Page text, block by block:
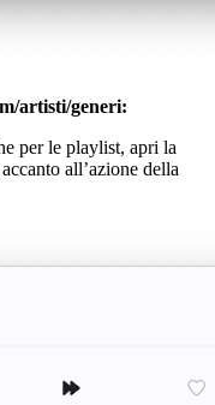
artisti/generi:
per le playlist, apri la
all’azione della